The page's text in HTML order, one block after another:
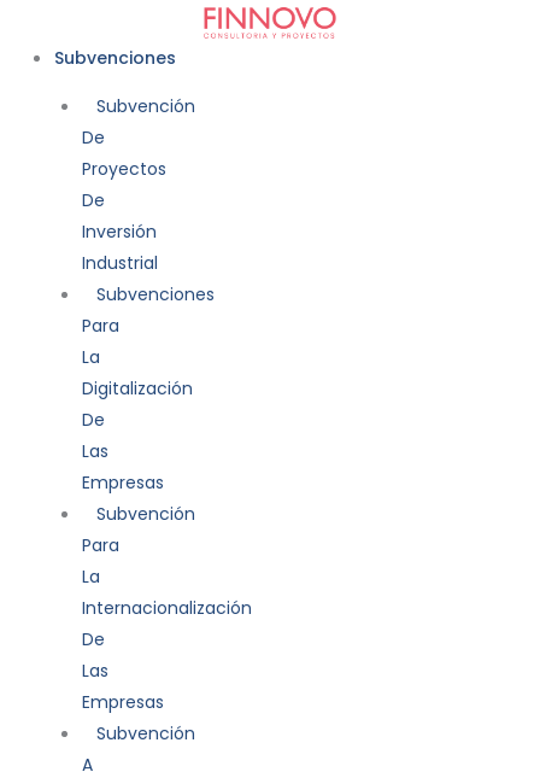
Subvenciones
Subvención
De
Proyectos
De
Inversión
Industrial
Subvenciones
Para
La
Digitalización
De
Las
Empresas
Subvención
Para
La
Internacionalización
De
Las
Empresas
Subvención
A